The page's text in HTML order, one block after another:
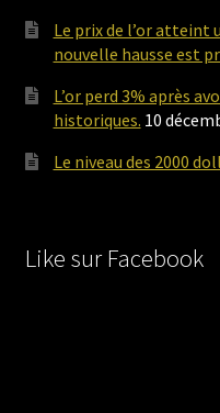
Le prix de l’or atteint
nouvelle hausse est
L’or perd 3% après
historiques. 10
Le niveau des 2000
Like sur Facebook